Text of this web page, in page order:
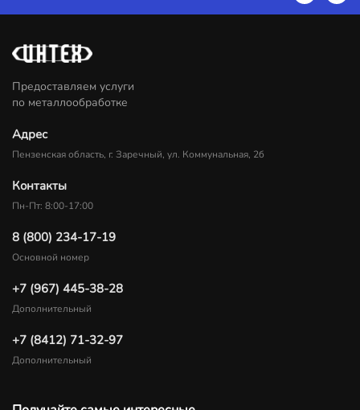
Предоставляем услуги
по металлообработке
Адрес
Пензенская область, г. Заречный, ул. Коммунальная, 2б
Контакты
Пн-Пт: 8:00-17:00
8 (800) 234-17-19
Основной номер
+7 (967) 445-38-28
Дополнительный
+7 (8412) 71-32-97
Дополнительный